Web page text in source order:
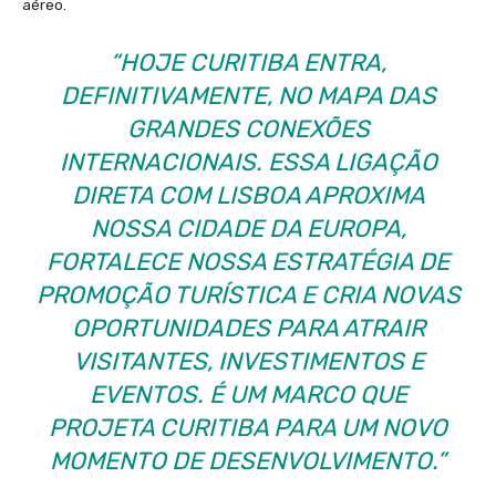
aéreo.
“HOJE CURITIBA ENTRA,
DEFINITIVAMENTE, NO MAPA DAS
GRANDES CONEXÕES
INTERNACIONAIS. ESSA LIGAÇÃO
DIRETA COM LISBOA APROXIMA
NOSSA CIDADE DA EUROPA,
FORTALECE NOSSA ESTRATÉGIA DE
PROMOÇÃO TURÍSTICA E CRIA NOVAS
OPORTUNIDADES PARA ATRAIR
VISITANTES, INVESTIMENTOS E
EVENTOS. É UM MARCO QUE
PROJETA CURITIBA PARA UM NOVO
MOMENTO DE DESENVOLVIMENTO.”